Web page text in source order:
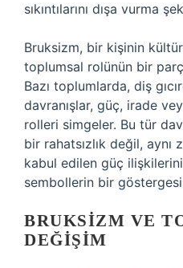
sıkıntılarını dışa vurma
Bruksizm, bir kişinin
toplumsal rolünün bir
Bazı toplumlarda, diş
davranışlar, güç, irade
rolleri simgeler. Bu tür
bir rahatsızlık değil,
kabul edilen güç
sembollerin bir
BRUKSIZM VE
DEĞIŞIM